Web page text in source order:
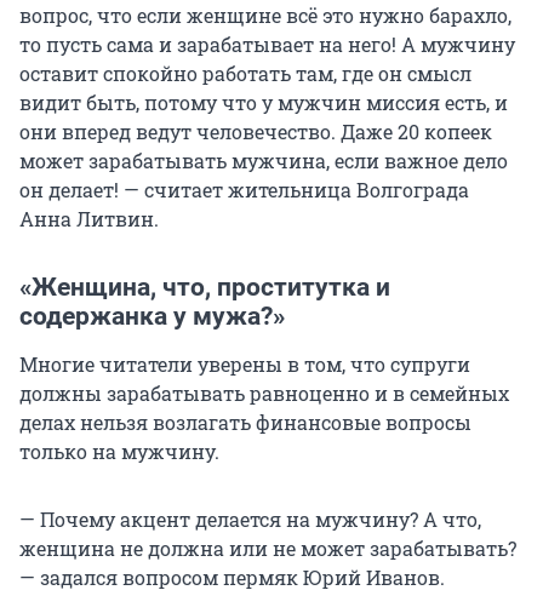
вопрос, что если женщине всё это нужно барахло,
то пусть сама и зарабатывает на него! А мужчину
оставит спокойно работать там, где он смысл
видит быть, потому что у мужчин миссия есть, и
они вперед ведут человечество. Даже 20 копеек
может зарабатывать мужчина, если важное дело
он делает! — считает жительница Волгограда
Анна Литвин.
«Женщина, что, проститутка и
содержанка у мужа?»
Многие читатели уверены в том, что супруги
должны зарабатывать равноценно и в семейных
делах нельзя возлагать финансовые вопросы
только на мужчину.
— Почему акцент делается на мужчину? А что,
женщина не должна или не может зарабатывать?
— задался вопросом пермяк Юрий Иванов.